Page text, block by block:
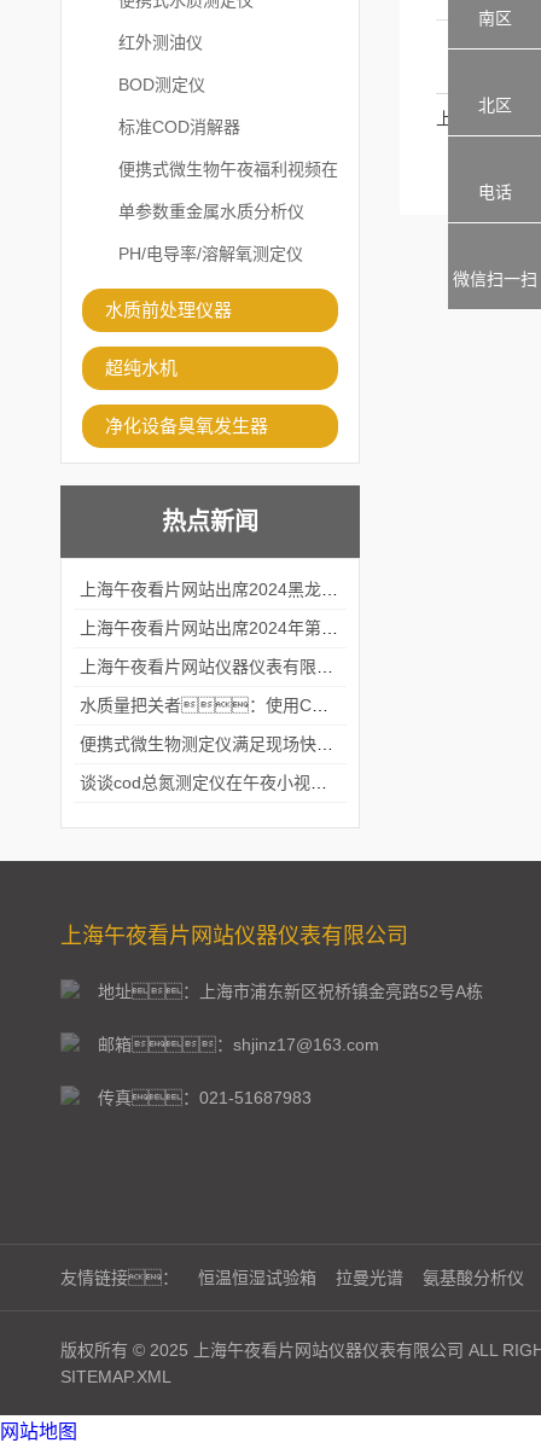
红外测油仪
BOD测定仪
标准COD消解器
便携式微生物午夜福利视频在
线观看
单参数重金属水质分析仪
PH/电导率/溶解氧测定仪
水质前处理仪器
超纯水机
净化设备臭氧发生器
热点新闻
上一篇
上海午夜看片网站仪器仪表有限公司
地址：上海市浦东新区祝桥镇金亮路52号A栋
邮箱：shjinz17@163.com
传真：021-51687983
友情链接： 恒温恒湿试验箱 拉曼光谱 氨基酸分析仪
版权所有 © 2025 上海午夜看片网站仪器仪表有限公司 ALL
SITEMAP.XML
南区
北区
电话
微信扫一扫
网站地图